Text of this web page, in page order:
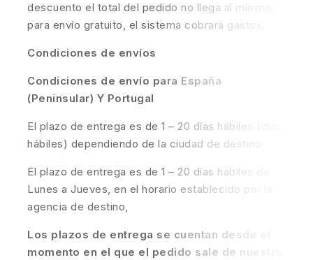
descuento el total del pedido no llega al mínimo
para envío gratuito, el sistema cobrará gastos.
Condiciones de envíos
Condiciones de envío para España
(Peninsular) Y Portugal
El plazo de entrega es de 1 – 20 días hábiles (días
hábiles) dependiendo de la ciudad de destino.
El plazo de entrega es de 1 – 20 días hábiles de
Lunes a Jueves, en el horario establecido por la
agencia de destino,
Los plazos de entrega se cuentan desde el
momento en el que el pedido sale de nuestro